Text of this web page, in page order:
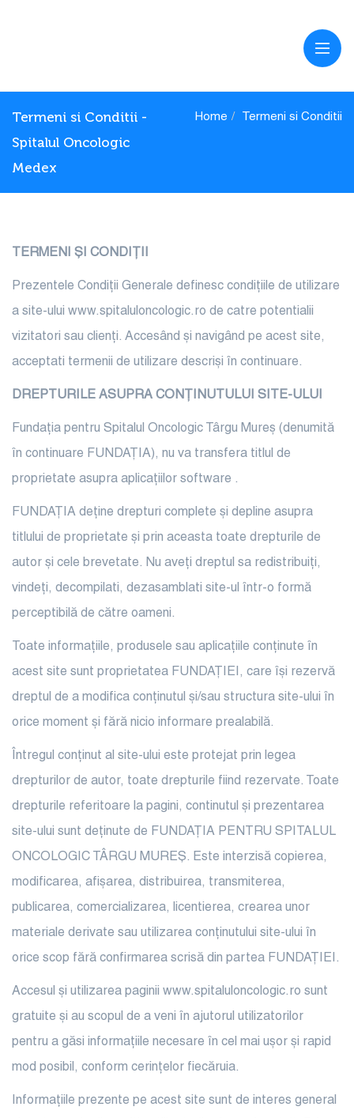
Termeni si Conditii -
Spitalul Oncologic
Medex
Home Termeni si Conditii
TERMENI ȘI CONDIȚII
Prezentele Condiții Generale definesc condițiile de utilizare
a site-ului www.spitaluloncologic.ro de catre potentialii
vizitatori sau clienți. Accesând și navigând pe acest site,
acceptati termenii de utilizare descriși în continuare.
DREPTURILE ASUPRA CONȚINUTULUI SITE-ULUI
Fundația pentru Spitalul Oncologic Târgu Mureș (denumită
în continuare FUNDAȚIA), nu va transfera titlul de
proprietate asupra aplicațiilor software .
FUNDAȚIA deține drepturi complete și depline asupra
titlului de proprietate și prin aceasta toate drepturile de
autor și cele brevetate. Nu aveți dreptul sa redistribuiți,
vindeți, decompilati, dezasamblati site-ul într-o formă
perceptibilă de către oameni.
Toate informațiile, produsele sau aplicațiile conținute în
acest site sunt proprietatea FUNDAȚIEI, care își rezervă
dreptul de a modifica conținutul și/sau structura site-ului în
orice moment și fără nicio informare prealabilă.
Întregul conținut al site-ului este protejat prin legea
drepturilor de autor, toate drepturile fiind rezervate. Toate
drepturile referitoare la pagini, continutul și prezentarea
site-ului sunt deținute de FUNDAȚIA PENTRU SPITALUL
ONCOLOGIC TÂRGU MUREȘ. Este interzisă copierea,
modificarea, afișarea, distribuirea, transmiterea,
publicarea, comercializarea, licentierea, crearea unor
materiale derivate sau utilizarea conținutului site-ului în
orice scop fără confirmarea scrisă din partea FUNDAȚIEI.
Accesul și utilizarea paginii www.spitaluloncologic.ro sunt
gratuite și au scopul de a veni în ajutorul utilizatorilor
pentru a găsi informațiile necesare în cel mai ușor și rapid
mod posibil, conform cerințelor fiecăruia.
Informațiile prezente pe acest site sunt de interes general